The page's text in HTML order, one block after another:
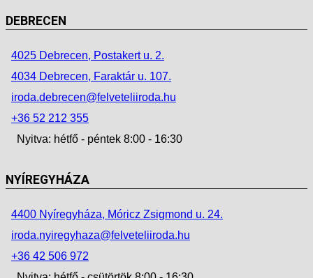
DEBRECEN
4025 Debrecen, Postakert u. 2.
4034 Debrecen, Faraktár u. 107.
iroda.debrecen@felveteliiroda.hu
+36 52 212 355
Nyitva: hétfő - péntek 8:00 - 16:30
NYÍREGYHÁZA
4400 Nyíregyháza, Móricz Zsigmond u. 24.
iroda.nyiregyhaza@felveteliiroda.hu
+36 42 506 972